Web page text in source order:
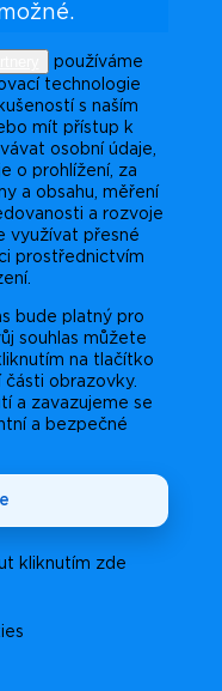
používáme
technologie
s naším
mít přístup k
osobní údaje,
o prohlížení, za
a obsahu, měření
a rozvoje
využívat přesné
prostřednictvím
bude platný pro
souhlas můžete
na tlačítko
části obrazovky.
a zavazujeme se
a bezpečné
kliknutím zde